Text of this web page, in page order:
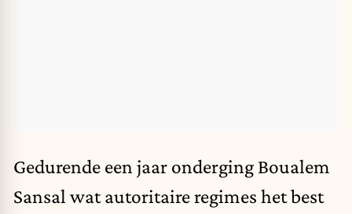
Gedurende een jaar onderging Boualem
Sansal wat autoritaire regimes het best